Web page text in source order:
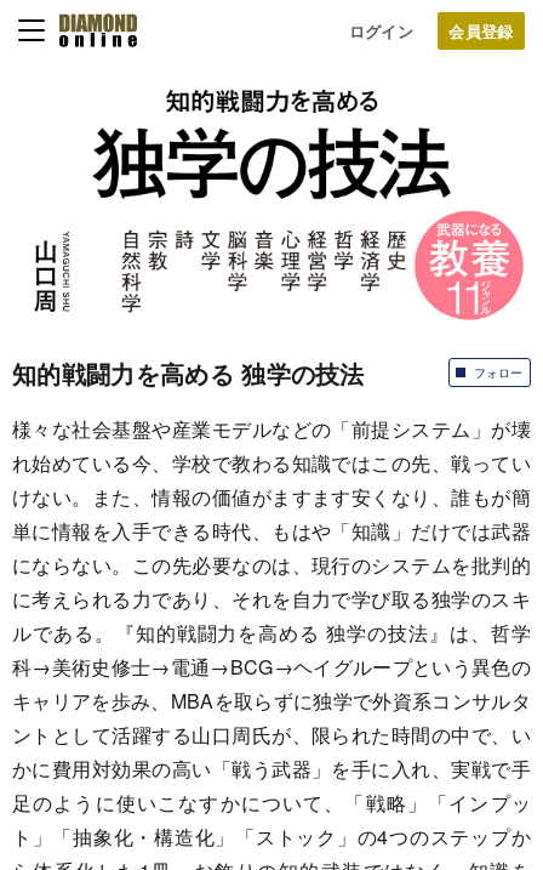
ログイン
フォロー
知的戦闘力を高める 独学の技法
様々な社会基盤や産業モデルなどの「前提システム」が壊
れ始めている今、学校で教わる知識ではこの先、戦ってい
けない。また、情報の価値がますます安くなり、誰もが簡
単に情報を入手できる時代、もはや「知識」だけでは武器
にならない。この先必要なのは、現行のシステムを批判的
に考えられる力であり、それを自力で学び取る独学のスキ
ルである。『知的戦闘力を高める 独学の技法』は、哲学
科→美術史修士→電通→BCG→ヘイグループという異色の
キャリアを歩み、MBAを取らずに独学で外資系コンサルタ
ントとして活躍する山口周氏が、限られた時間の中で、い
かに費用対効果の高い「戦う武器」を手に入れ、実戦で手
足のように使いこなすかについて、「戦略」「インプッ
ト」「抽象化・構造化」「ストック」の4つのステップか